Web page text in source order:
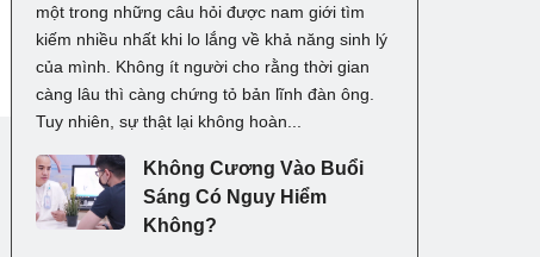
một trong những câu hỏi được nam giới tìm
kiếm nhiều nhất khi lo lắng về khả năng sinh lý
của mình. Không ít người cho rằng thời gian
càng lâu thì càng chứng tỏ bản lĩnh đàn ông.
Tuy nhiên, sự thật lại không hoàn...
Không Cương Vào Buổi
Sáng Có Nguy Hiểm
Không?